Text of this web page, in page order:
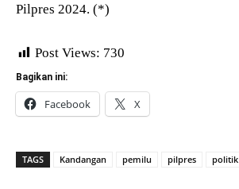
Pilpres 2024. (*)
Post Views: 730
Bagikan ini:
Facebook X
TAGS Kandangan pemilu pilpres politik